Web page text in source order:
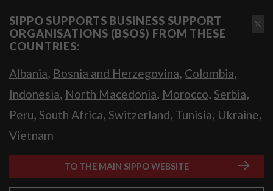
SIPPO SUPPORTS BUSINESS SUPPORT
ORGANISATIONS (BSOS) FROM THESE
COUNTRIES:
Albania, Bosnia and Herzegovina, Colombia,
Indonesia, North Macedonia, Morocco, Serbia,
Peru, South Africa, Switzerland, Tunisia, Ukraine,
Vietnam
TO THE MAIN SIPPO WEBSITE